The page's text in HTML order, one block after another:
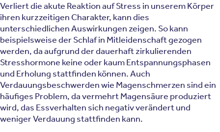
Verliert die akute Reaktion auf Stress in unserem Körper
ihren kurzzeitigen Charakter, kann dies
unterschiedlichen Auswirkungen zeigen. So kann
beispielsweise der Schlaf in Mitleidenschaft gezogen
werden, da aufgrund der dauerhaft zirkulierenden
Stresshormone keine oder kaum Entspannungsphasen
und Erholung stattfinden können. Auch
Verdauungsbeschwerden wie Magenschmerzen sind ein
häufiges Problem, da vermehrt Magensäure produziert
wird, das Essverhalten sich negativ verändert und
weniger Verdauung stattfinden kann.